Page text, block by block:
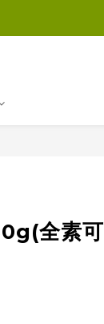
全素可